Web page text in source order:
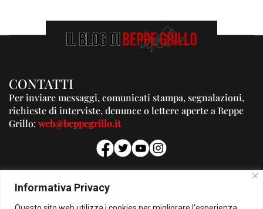
Informativa Privacy
CONTATTI
Per inviare messaggi, comunicati stampa, segnalazioni,
richieste di interviste, denunce o lettere aperte a Beppe
Grillo:web@beppegrillo.it
PUBBLICITA'
Per la tua pubblicità su questo Blog: